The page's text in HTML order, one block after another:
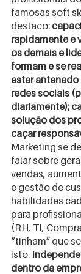
famosas soft
destaco:
rapidamente e
os demais e
formam e se
estar
redes sociais
diariamente);
solução dos
caçar
Marketing se
falar sobre
vendas,
e gestão de
habilidades
para
(RH, TI,
“tinham” que
isto.
dentro da